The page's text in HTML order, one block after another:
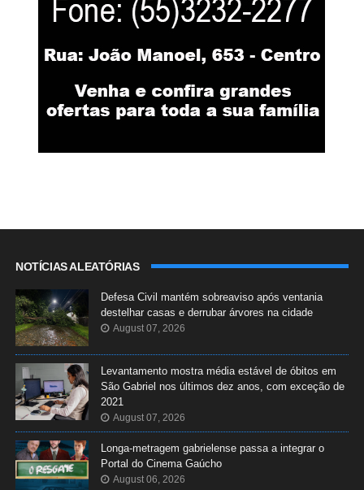
NOTÍCIAS ALEATÓRIAS
Defesa Civil mantém sobreaviso após ventania
destelhar casas e derrubar árvores na cidade
August 07, 2026
Levantamento mostra média estável de óbitos em
São Gabriel nos últimos dez anos, com exceção de
2021
August 07, 2026
Longa-metragem gabrielense passa a integrar o
Portal do Cinema Gaúcho
August 06, 2026